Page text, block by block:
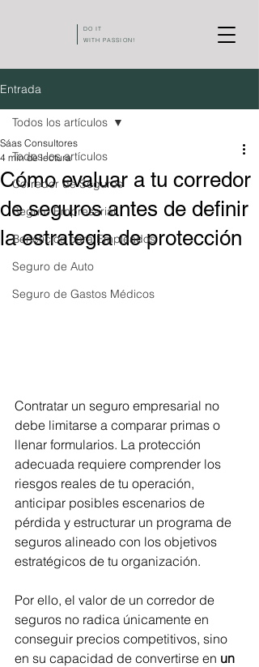
DO IT
WITH PASSION!
Entrada
Todos los artículos
Corredor de Seguros
Seguro Empresarial
Beneficios para Empleados
Seguro de Auto
Seguro de Gastos Médicos
Todos los artículos
Cómo evaluar a tu corredor
de seguros antes de definir
la estrategia de protección
Sáas Consultores
4 min de lectura
Contratar un seguro empresarial no
debe limitarse a comparar primas o
llenar formularios. La protección
adecuada requiere comprender los
riesgos reales de tu operación,
anticipar posibles escenarios de
pérdida y estructurar un programa de
seguros alineado con los objetivos
estratégicos de tu organización.
Por ello, el valor de un corredor de
seguros no radica únicamente en
conseguir precios competitivos, sino
en su capacidad de convertirse en un